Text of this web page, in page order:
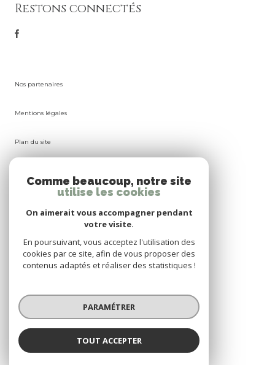
Restons connectés
Nos partenaires
Mentions légales
Plan du site
Cookies
© 2026 | Tous droits réservés
Réalisé par
Comme beaucoup, notre site
utilise les cookies
On aimerait vous accompagner pendant
votre visite.
En poursuivant, vous acceptez l'utilisation des
cookies par ce site, afin de vous proposer des
contenus adaptés et réaliser des statistiques !
PARAMÉTRER
TOUT ACCEPTER